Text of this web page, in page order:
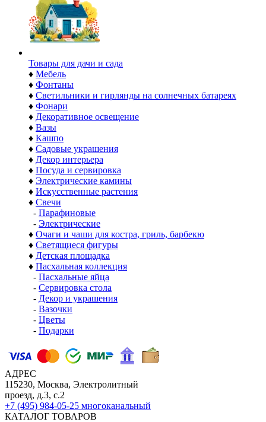
Товары для дачи и сада
♦ Мебель
♦ Фонтаны
♦ Светильники и гирлянды на солнечных батареях
♦ Фонари
♦ Декоративное освещение
♦ Вазы
♦ Кашпо
♦ Садовые украшения
♦ Декор интерьера
♦ Посуда и сервировка
♦ Электрические камины
♦ Искусственные растения
♦ Свечи
- Парафиновые
- Электрические
♦ Очаги и чаши для костра, гриль, барбекю
♦ Светящиеся фигуры
♦ Детская площадка
♦ Пасхальная коллекция
- Пасхальные яйца
- Сервировка стола
- Декор и украшения
- Вазочки
- Цветы
- Подарки
АДРЕС
115230, Москва, Электролитный
проезд, д.3, с.2
+7 (495) 984-05-25 многоканальный
КАТАЛОГ ТОВАРОВ